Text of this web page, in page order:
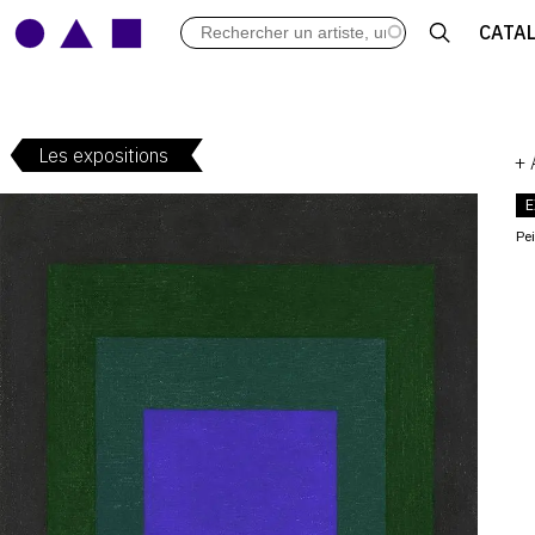
ARCHIVES DES EXPOSITIONS
Les expositions +